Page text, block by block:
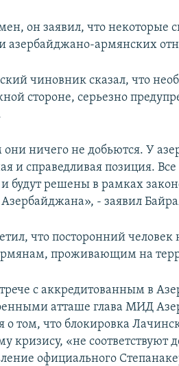
он заявил, что некоторые
азербайджано-армянских
чиновник сказал, что
стороне, серьезно
ничего не добьются. У
и справедливая позиция.
будут решены в рамках
Азербайджана», - заявил
что посторонний человек
проживающим на
с аккредитованным в
атташе глава МИД
о том, что блокировка
кризису, «не соответствуют
официального